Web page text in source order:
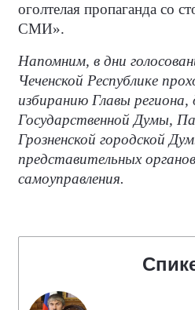
оголтелая пропаганда со
СМИ».
Напомним, в дни
Чеченской Республике
избиранию Главы
Государственной Думы,
Грозненской городской
представительных
самоуправления.